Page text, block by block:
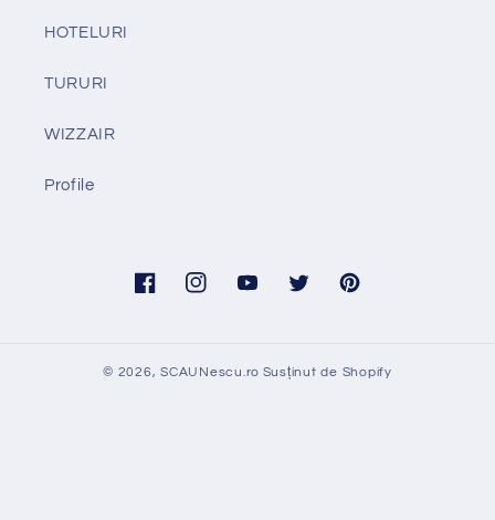
HOTELURI
TURURI
WIZZAIR
Profile
FacebookInstagramYouTubeTwitter Pinterest
© 2026,SCAUNescu.ro Susținut de Shopify